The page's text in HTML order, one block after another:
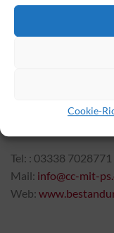
Cookie-
Wandlitzer
Tel: : 03338 7028771
Mail: info@cc-mit-
Web: